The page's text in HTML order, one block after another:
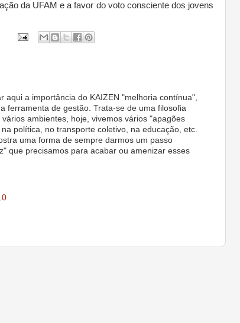
da UFAM e a favor do voto consciente dos jovens
aqui a importância do KAIZEN "melhoria contínua",
ferramenta de gestão. Trata-se de uma filosofia
ambientes, hoje, vivemos vários "apagões
política, no transporte coletivo, na educação, etc.
uma forma de sempre darmos um passo
que precisamos para acabar ou amenizar esses